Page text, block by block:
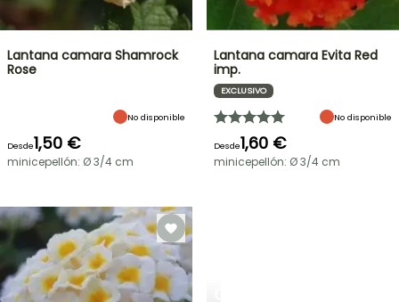
Lantana camara Shamrock
Rose
No disponible
Desde1,50 €
minicepellón: Ø 3/4 cm
Lantana camara Evita Red
imp.
EXCLUSIVO
No disponible
Desde1,60 €
minicepellón: Ø 3/4 cm